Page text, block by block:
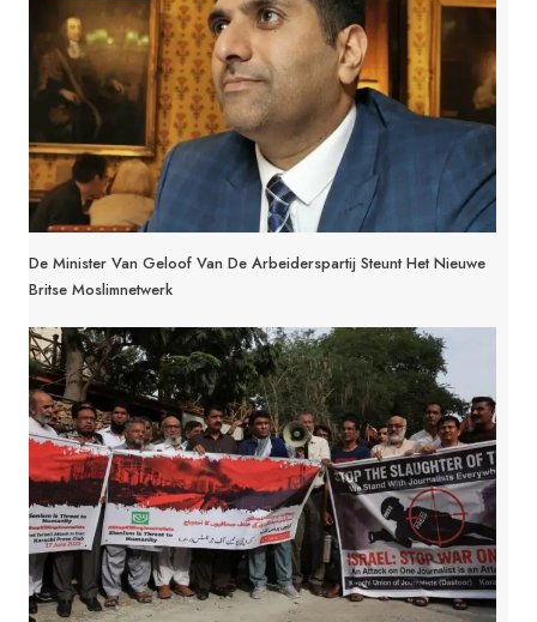
De Minister Van Geloof Van De Arbeiderspartij Steunt Het Nieuwe
Britse Moslimnetwerk